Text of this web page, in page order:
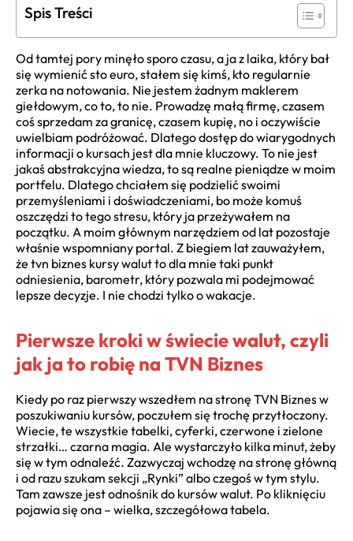
Spis Treści
Od tamtej pory minęło sporo czasu, a ja z laika, który bał
się wymienić sto euro, stałem się kimś, kto regularnie
zerka na notowania. Nie jestem żadnym maklerem
giełdowym, co to, to nie. Prowadzę małą firmę, czasem
coś sprzedam za granicę, czasem kupię, no i oczywiście
uwielbiam podróżować. Dlatego dostęp do wiarygodnych
informacji o kursach jest dla mnie kluczowy. To nie jest
jakaś abstrakcyjna wiedza, to są realne pieniądze w moim
portfelu. Dlatego chciałem się podzielić swoimi
przemyśleniami i doświadczeniami, bo może komuś
oszczędzi to tego stresu, który ja przeżywałem na
początku. A moim głównym narzędziem od lat pozostaje
właśnie wspomniany portal. Z biegiem lat zauważyłem,
że tvn biznes kursy walut to dla mnie taki punkt
odniesienia, barometr, który pozwala mi podejmować
lepsze decyzje. I nie chodzi tylko o wakacje.
Pierwsze kroki w świecie walut, czyli
jak ja to robię na TVN Biznes
Kiedy po raz pierwszy wszedłem na stronę TVN Biznes w
poszukiwaniu kursów, poczułem się trochę przytłoczony.
Wiecie, te wszystkie tabelki, cyferki, czerwone i zielone
strzałki… czarna magia. Ale wystarczyło kilka minut, żeby
się w tym odnaleźć. Zazwyczaj wchodzę na stronę główną
i od razu szukam sekcji „Rynki” albo czegoś w tym stylu.
Tam zawsze jest odnośnik do kursów walut. Po kliknięciu
pojawia się ona – wielka, szczegółowa tabela.